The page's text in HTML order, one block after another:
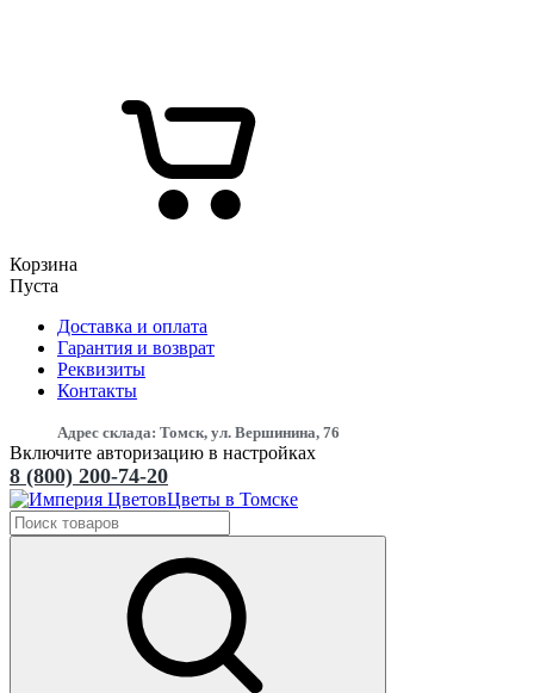
Корзина
Пуста
Доставка и оплата
Гарантия и возврат
Реквизиты
Контакты
Адрес склада: Томск, ул. Вершинина, 76
Включите авторизацию в настройках
8 (800) 200-74-20
Цветы в Томске